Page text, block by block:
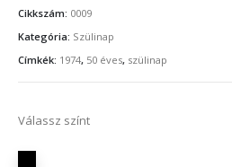
Cikkszám: 0009
Kategória: Szülinap
Címkék: 1974, 50 éves, szülinap
Válassz színt